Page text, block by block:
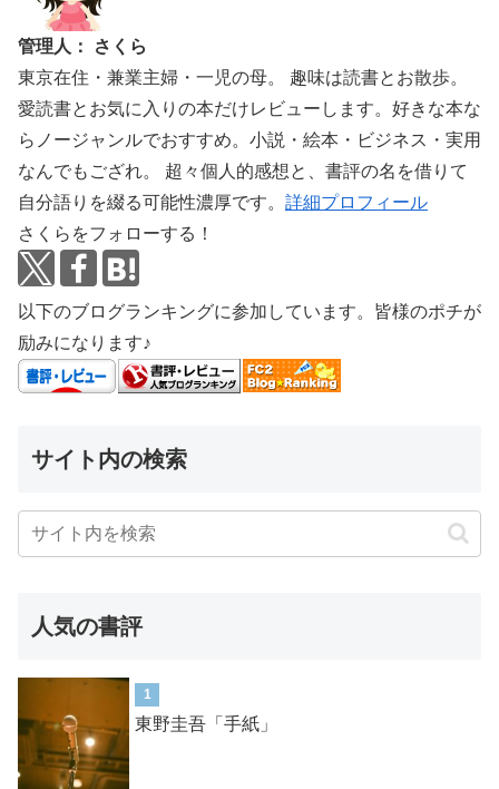
管理人： さくら
東京在住・兼業主婦・一児の母。 趣味は読書とお散歩。
愛読書とお気に入りの本だけレビューします。好きな本な
らノージャンルでおすすめ。小説・絵本・ビジネス・実用
なんでもござれ。 超々個人的感想と、書評の名を借りて
自分語りを綴る可能性濃厚です。 詳細プロフィール
さくらをフォローする！
以下のブログランキングに参加しています。皆様のポチが
励みになります♪
サイト内の検索
人気の書評
1
東野圭吾「手紙」